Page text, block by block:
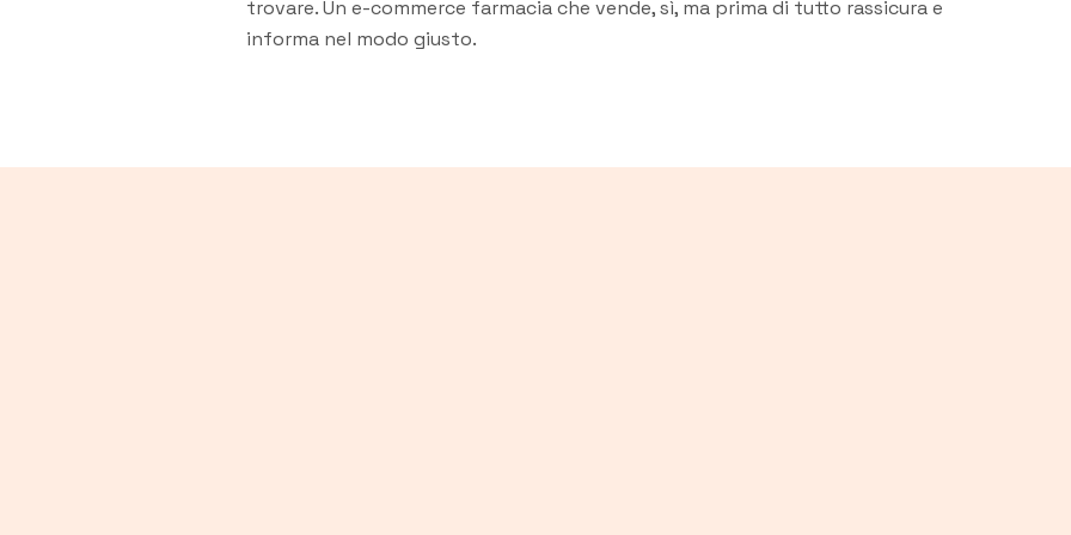
trovare. Un e-commerce farmacia che vende, sì, ma prima di tutto rassicura e
informa nel modo giusto.